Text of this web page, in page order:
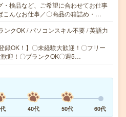
・検品など、ご希望に合わせてお仕事
こんなお仕事／〇商品の箱詰め・…
ンクOK / パソコンスキル不要 / 英語力
録OK！】〇未経験大歓迎！〇フリー
迎！〇ブランクOK〇週5…
40代 50代 60代